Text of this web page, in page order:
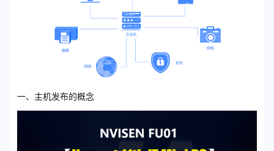
一、主机发布的概念